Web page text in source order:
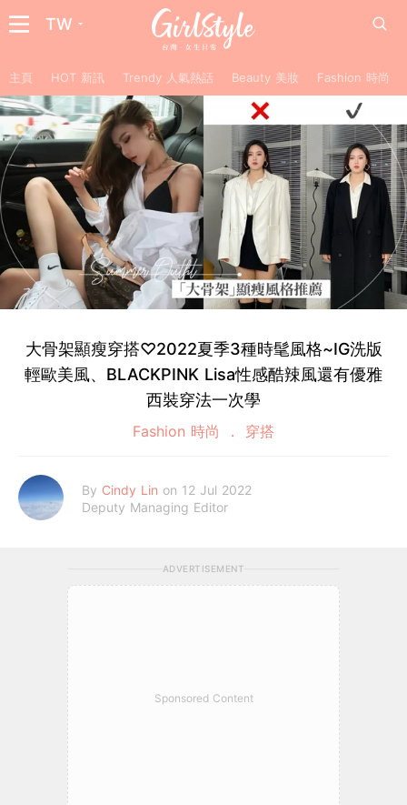
TW
主頁 HOT 新訊 Trendy 人氣熱話 Beauty 美妝 Fashion 時尚
大骨架顯瘦穿搭♡2022夏季3種時髦風格~IG洗版
輕歐美風、BLACKPINK Lisa性感酷辣風還有優雅
西裝穿法一次學
Fashion 時尚 穿搭
By Cindy Lin on 12 Jul 2022
Deputy Managing Editor
ADVERTISEMENT
Sponsored Content